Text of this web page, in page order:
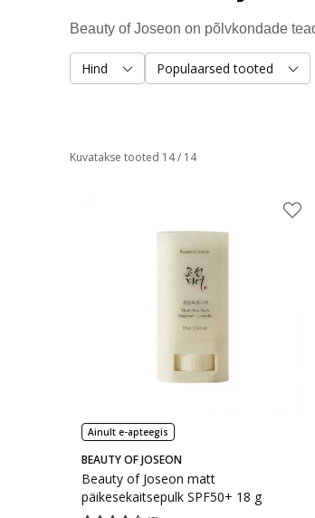
Beauty of Joseon on põlvkondade
Hind Populaarsed tooted
Kuvatakse tooted 14 / 14
Ainult e-apteegis
BEAUTY OF JOSEON
Beauty of Joseon matt
päikesekaitsepulk SPF50+ 18 g